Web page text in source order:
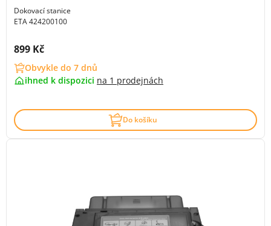
Dokovací stanice
ETA 424200100
Cena s DPH:
899 Kč
Obvykle do 7 dnů
ihned k dispozici na 1 prodejnách
Do košíku